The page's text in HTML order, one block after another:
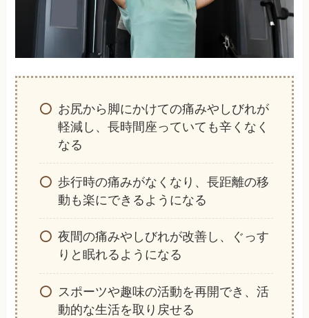
お尻から脚にかけての痛みやしびれが
軽減し、長時間座っていても辛くなく
なる
歩行時の痛みがなくなり、長距離の移
動も楽にできるようになる
夜間の痛みやしびれが改善し、ぐっす
りと眠れるようになる
スポーツや趣味の活動を再開でき、活
動的な生活を取り戻せる